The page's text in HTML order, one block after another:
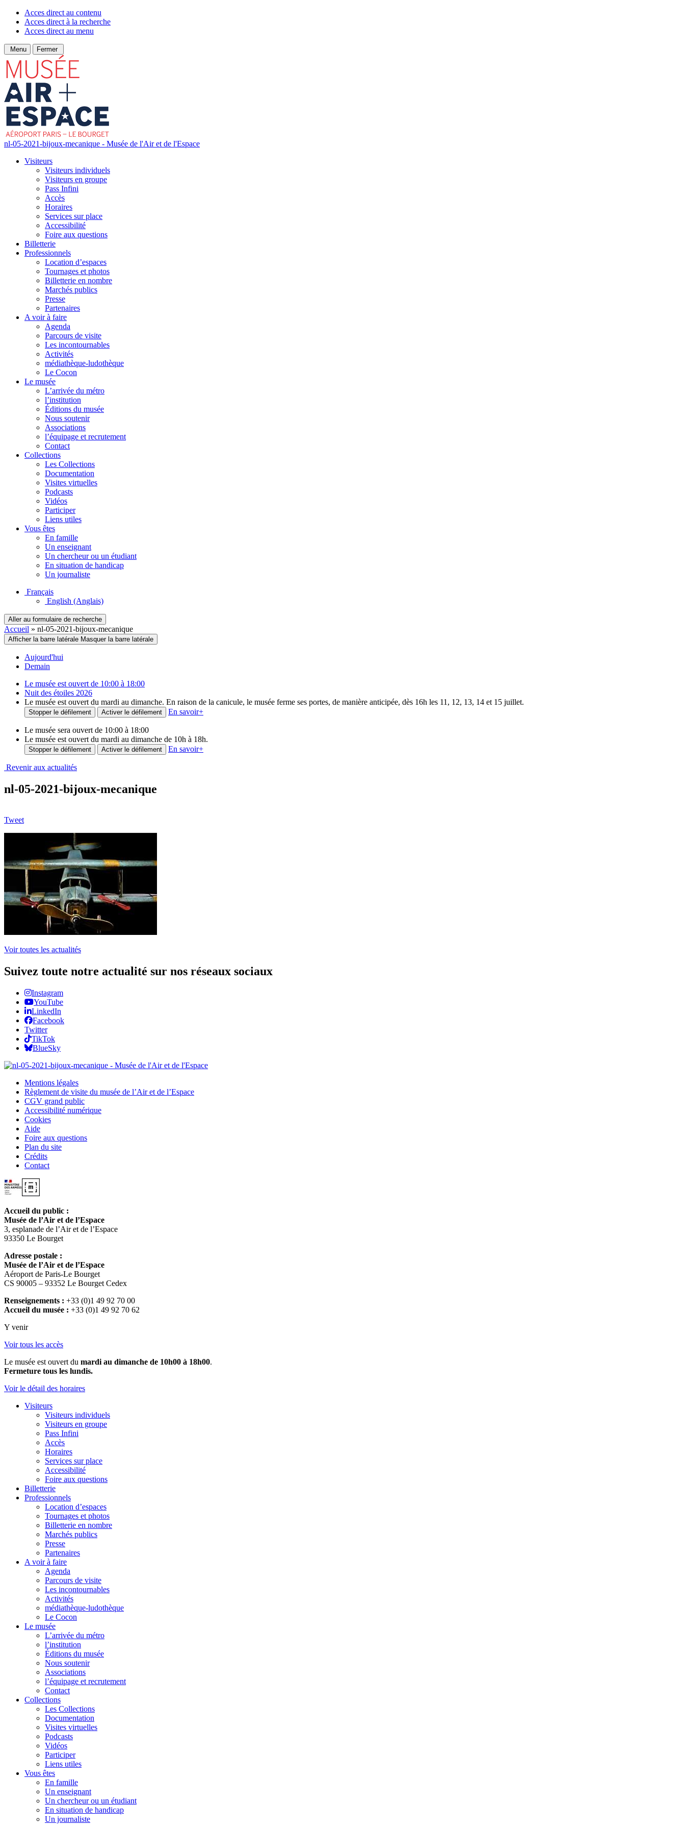
Acces direct au contenu
Acces direct à la recherche
Acces direct au menu
Menu Fermer
nl-05-2021-bijoux-mecanique - Musée de l'Air et de l'Espace
Visiteurs
Visiteurs individuels
Visiteurs en groupe
Pass Infini
Accès
Horaires
Services sur place
Accessibilité
Foire aux questions
Billetterie
Professionnels
Location d’espaces
Tournages et photos
Billetterie en nombre
Marchés publics
Presse
Partenaires
A voir à faire
Agenda
Parcours de visite
Les incontournables
Activités
médiathèque-ludothèque
Le Cocon
Le musée
L’arrivée du métro
l’institution
Éditions du musée
Nous soutenir
Associations
l’équipage et recrutement
Contact
Collections
Les Collections
Documentation
Visites virtuelles
Podcasts
Vidéos
Participer
Liens utiles
Vous êtes
En famille
Un enseignant
Un chercheur ou un étudiant
En situation de handicap
Un journaliste
Français
English (Anglais)
Aller au formulaire de recherche
Accueil » nl-05-2021-bijoux-mecanique
Afficher la barre latérale Masquer la barre latérale
Aujourd'hui
Demain
Le musée est ouvert de 10:00 à 18:00
Nuit des étoiles 2026
Le musée est ouvert du mardi au dimanche. En raison de la canicule, le musée ferme ses portes, de manière anticipée, dès 16h les 11, 12, 13, 14 et 15 juillet.
Stopper le défilement Activer le défilement En savoir+
Le musée sera ouvert de 10:00 à 18:00
Le musée est ouvert du mardi au dimanche de 10h à 18h.
Stopper le défilement Activer le défilement En savoir+
Revenir aux actualités
nl-05-2021-bijoux-mecanique
Tweet
Voir toutes les actualités
Suivez toute notre actualité sur nos réseaux sociaux
Instagram
YouTube
LinkedIn
Facebook
Twitter
TikTok
BlueSky
Mentions légales
Règlement de visite du musée de l’Air et de l’Espace
CGV grand public
Accessibilité numérique
Cookies
Aide
Foire aux questions
Plan du site
Crédits
Contact
Accueil du public :
Musée de l’Air et de l’Espace
3, esplanade de l’Air et de l’Espace
93350 Le Bourget
Adresse postale :
Musée de l’Air et de l’Espace
Aéroport de Paris-Le Bourget
CS 90005 – 93352 Le Bourget Cedex
Renseignements : +33 (0)1 49 92 70 00
Accueil du musée : +33 (0)1 49 92 70 62
Y venir
Voir tous les accès
Le musée est ouvert du mardi au dimanche de 10h00 à 18h00.
Fermeture tous les lundis.
Voir le détail des horaires
Visiteurs
Visiteurs individuels
Visiteurs en groupe
Pass Infini
Accès
Horaires
Services sur place
Accessibilité
Foire aux questions
Billetterie
Professionnels
Location d’espaces
Tournages et photos
Billetterie en nombre
Marchés publics
Presse
Partenaires
A voir à faire
Agenda
Parcours de visite
Les incontournables
Activités
médiathèque-ludothèque
Le Cocon
Le musée
L’arrivée du métro
l’institution
Éditions du musée
Nous soutenir
Associations
l’équipage et recrutement
Contact
Collections
Les Collections
Documentation
Visites virtuelles
Podcasts
Vidéos
Participer
Liens utiles
Vous êtes
En famille
Un enseignant
Un chercheur ou un étudiant
En situation de handicap
Un journaliste